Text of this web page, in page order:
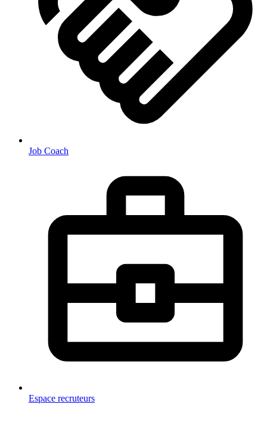
Job Coach
Espace recruteurs